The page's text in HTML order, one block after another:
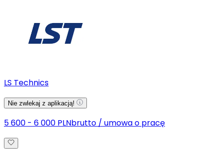
LS Technics
Nie zwlekaj z aplikacją!
5 600 - 6 000 PLNbrutto / umowa o pracę